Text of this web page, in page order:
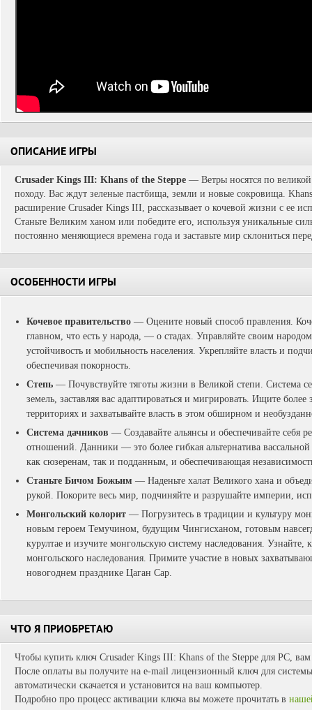
ОПИСАНИЕ ИГРЫ
Crusader Kings III: Khans of the Steppe — Ветры носятся по
походу. Вас ждут зеленые пастбища, земли и новые сокровища.
расширение Crusader Kings III, рассказывает о кочевой жизни с ее
Станьте Великим ханом или победите его, используя уникальные
постоянно меняющиеся времена года и заставьте мир склониться
ОСОБЕННОСТИ ИГРЫ
Кочевое правительство — Оцените новый способ правления.
главном, что есть у народа, — о стадах. Управляйте своим
устойчивость и мобильность населения. Укрепляйте власть и
обеспечивая покорность.
Степь — Почувствуйте тяготы жизни в Великой степи. Система
земель, заставляя вас адаптироваться и мигрировать. Ищите
территориях и захватывайте власть в этом обширном и
Система дачников — Создавайте альянсы и обеспечивайте себя
отношений. Данники — это более гибкая альтернатива
как сюзеренам, так и подданным, и обеспечивающая
Станьте Бичом Божьим — Наденьте халат Великого хана и
рукой. Покорите весь мир, подчиняйте и разрушайте империи,
Монгольский колорит — Погрузитесь в традиции и культуру
новым героем Темучином, будущим Чингисханом, готовым
курултае и изучите монгольскую систему наследования. Узнайте,
монгольского наследования. Примите участие в новых
новогоднем празднике Цаган Сар.
ЧТО Я ПРИОБРЕТАЮ
Чтобы купить ключ Crusader Kings III: Khans of the Steppe для PC, вам
После оплаты вы получите на e-mail лицензионный ключ для
автоматически скачается и установится на ваш компьютер.
Подробно про процесс активации ключа вы можете прочитать в